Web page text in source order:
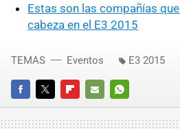
Estas son las compañías
cabeza en el E3 2015
FACEBOOKTWITTERFLIPBOARD
E-
WHATSAPP
TEMAS Eventos E3 2015